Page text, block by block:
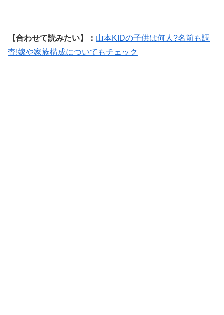
【合わせて読みたい】： 山本KIDの子供は何人?名前も調
査!嫁や家族構成についてもチェック